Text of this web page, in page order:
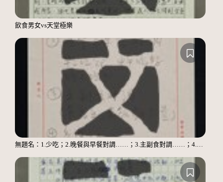
飲食男女vs天堂極樂
無題名：1.少吃；2.晚餐與早餐對調……；3.主副食對調……；4.多運動